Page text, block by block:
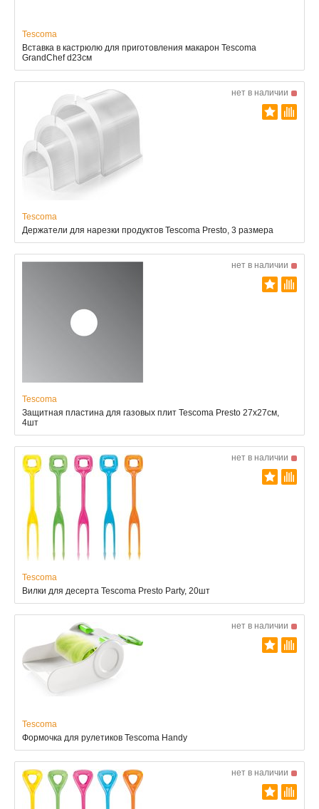
Tescoma
Вставка в кастрюлю для приготовления макарон Tescoma
GrandChef d23см
нет в наличии
Tescoma
Держатели для нарезки продуктов Tescoma Presto, 3 размера
нет в наличии
Tescoma
Защитная пластина для газовых плит Tescoma Presto 27x27см,
4шт
нет в наличии
Tescoma
Вилки для десерта Tescoma Presto Party, 20шт
нет в наличии
Tescoma
Формочка для рулетиков Tescoma Handy
нет в наличии